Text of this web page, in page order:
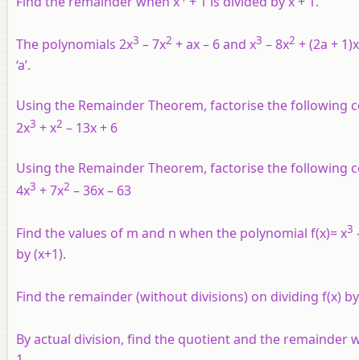
The polynomials 2x3 – 7x2 + ax – 6 and x3 – 8x2 + (2a +
‘a’.
Using the Remainder Theorem, factorise the following
2x3 + x2 – 13x + 6
Using the Remainder Theorem, factorise the following
4x3 + 7x2 – 36x – 63
Find the values of m and n when the polynomial f(x)= x3
by (x+1).
Find the remainder (without divisions) on dividing f(x) by
By actual division, find the quotient and the remainder